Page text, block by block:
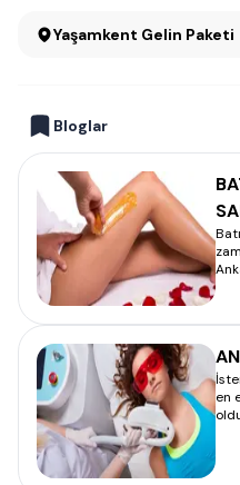
Yaşamkent Gelin Paketi
Bloglar
en